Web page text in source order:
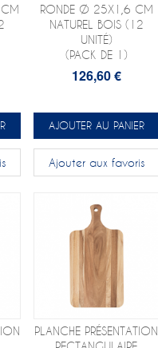
RONDE Ø 25X1,6 CM
NATUREL BOIS (12
UNITÉ)
(PACK DE 1)
126,60 €
AJOUTER AU PANIER
Ajouter aux favoris
PLANCHE PRÉSENTATION